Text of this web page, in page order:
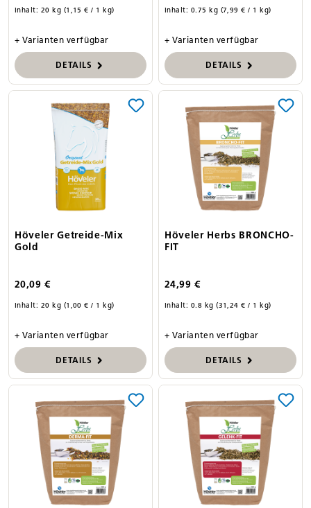
Inhalt: 20 kg (1,15 € / 1 kg)
+ Varianten verfügbar
DETAILS
Inhalt: 0.75 kg (7,99 € / 1 kg)
+ Varianten verfügbar
DETAILS
Höveler Getreide-Mix
Gold
20,09 €
Inhalt: 20 kg (1,00 € / 1 kg)
+ Varianten verfügbar
DETAILS
Höveler Herbs BRONCHO-
FIT
24,99 €
Inhalt: 0.8 kg(31,24 € / 1 kg)
+ Varianten verfügbar
DETAILS